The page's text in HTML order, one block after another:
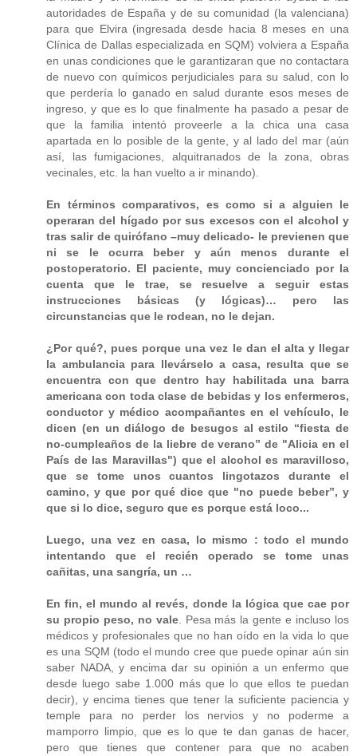
autoridades de España y de su comunidad (la valenciana)
para que Elvira (ingresada desde hacia 8 meses en una
Clínica de Dallas especializada en SQM) volviera a España
en unas condiciones que le garantizaran que no contactara
de nuevo con químicos perjudiciales para su salud, con lo
que perdería lo ganado en salud durante esos meses de
ingreso, y que es lo que finalmente ha pasado a pesar de
que la familia intentó proveerle a la chica una casa
apartada en lo posible de la gente, y al lado del mar (aún
así, las fumigaciones, alquitranados de la zona, obras
vecinales, etc. la han vuelto a ir minando).
En términos comparativos, es como si a alguien le
operaran del hígado por sus excesos con el alcohol y
tras salir de quirófano –muy delicado- le previenen que
ni se le ocurra beber y aún menos durante el
postoperatorio. El paciente, muy concienciado por la
cuenta que le trae, se resuelve a seguir estas
instrucciones básicas (y lógicas)… pero las
circunstancias que le rodean, no le dejan.
¿Por qué?, pues porque una vez le dan el alta y llegar
la ambulancia para llevárselo a casa, resulta que se
encuentra con que dentro hay habilitada una barra
americana con toda clase de bebidas y los enfermeros,
conductor y médico acompañantes en el vehículo, le
dicen (en un diálogo de besugos al estilo “fiesta de
no-cumpleaños de la liebre de verano” de "Alicia en el
País de las Maravillas") que el alcohol es maravilloso,
que se tome unos cuantos lingotazos durante el
camino, y que por qué dice que "no puede beber”, y
que si lo dice, seguro que es porque está loco...
Luego, una vez en casa, lo mismo : todo el mundo
intentando que el recién operado se tome unas
cañitas, una sangría, un …
En fin, el mundo al revés, donde la lógica que cae por
su propio peso, no vale. Pesa más la gente e incluso los
médicos y profesionales que no han oído en la vida lo que
es una SQM (todo el mundo cree que puede opinar aún sin
saber NADA, y encima dar su opinión a un enfermo que
desde luego sabe 1.000 más que lo que ellos te puedan
decir), y encima tienes que tener la suficiente paciencia y
temple para no perder los nervios y no poderme a
mamporro limpio, que es lo que te dan ganas de hacer,
pero que tienes que contener para que no acaben